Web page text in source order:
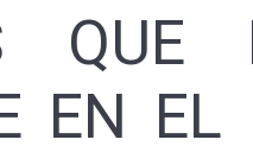
QUE
EN